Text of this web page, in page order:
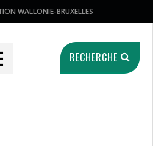
WALLONIE-BRUXELLES
RECHERCHE